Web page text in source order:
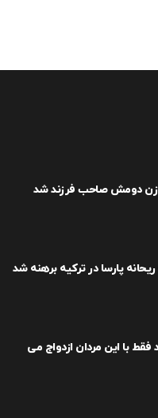
زن دومش صاحب فرزند شد
ریحانه پارسا در ترکیه برهنه شد
فقط با این مردان ازدواج می